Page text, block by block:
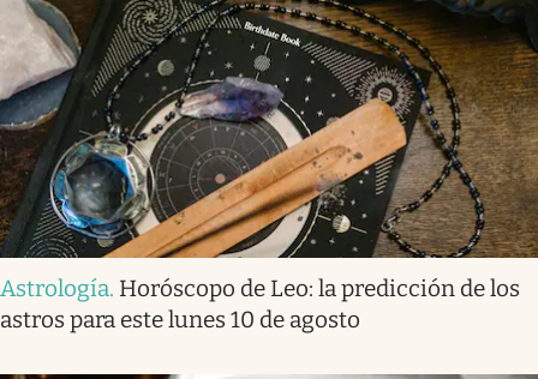
Astrología. Horóscopo de Leo: la predicción de los
astros para este lunes 10 de agosto